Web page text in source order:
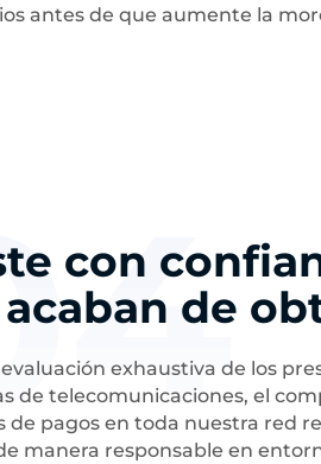
antes de que aumente la
con
de
exhaustiva de los
de telecomunicaciones, el
de pagos en toda nuestra red
manera responsable en